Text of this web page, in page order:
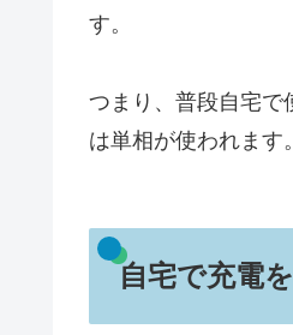
す。
つまり、普段自宅で
は単相が使われます。
自宅で充電